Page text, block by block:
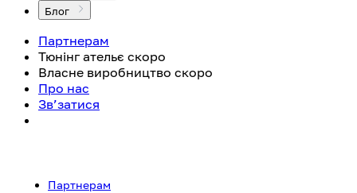
Блог
Партнерам
Тюнінг ательє скоро
Власне виробництво скоро
Про нас
Зв’затися
Партнерам